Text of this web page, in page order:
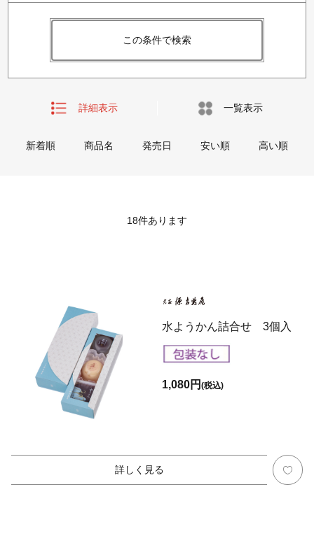
この条件で検索
詳細表示 一覧表示
新着順 商品名 発売日 安い順 高い順
18件あります
水ようかん詰合せ 3個入
1,080円(税込)
詳しく見る